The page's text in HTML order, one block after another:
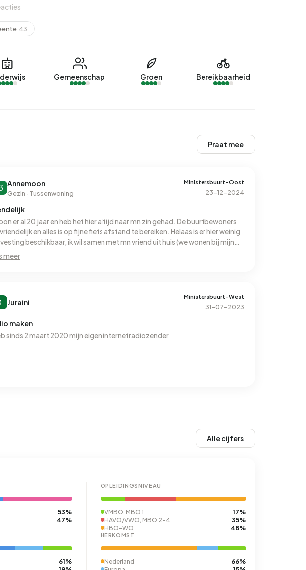
43
Gemeenschap Groen Bereikbaarheid
Praat mee
Annemoon
Gezin · Tussenwoning
Ministersbuurt-Oost
23-12-2024
er al 20 jaar en heb het hier altijd naar mn zin gehad. De buurtbewoners
en alles is op fijne fiets afstand te bereiken. Helaas is er hier weinig
beschikbaar, ik wil samen met mn vriend uit huis (we wonen bij mijn
maar aan een woning kom je hier niet helaas.
meer
Juraini
Ministersbuurt-West
31-07-2023
maken
sinds 2 maart 2020 mijn eigen internetradiozender
Alle cijfers
53%
47%
61%
OPLEIDINGSNIVEAU
VMBO, MBO 1 17%
HAVO/VWO, MBO 2-4 35%
HBO-WO 48%
HERKOMST
Nederland 66%